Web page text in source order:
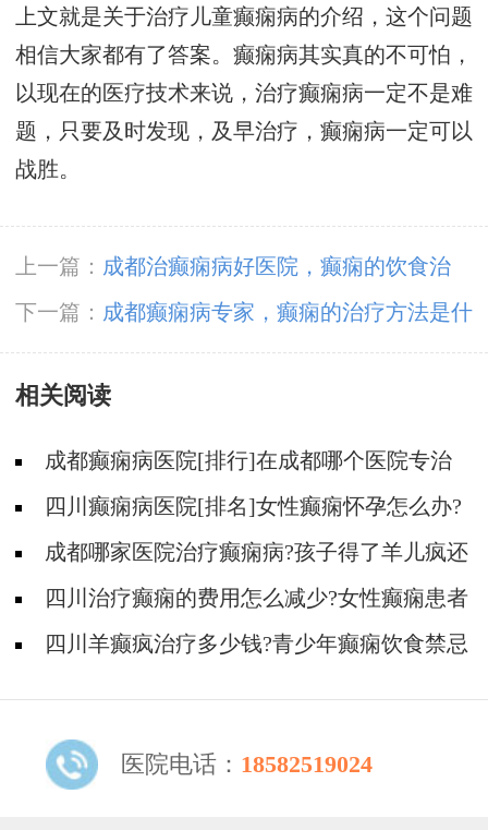
上文就是关于治疗儿童癫痫病的介绍，这个问题
相信大家都有了答案。癫痫病其实真的不可怕，
以现在的医疗技术来说，治疗癫痫病一定不是难
题，只要及时发现，及早治疗，癫痫病一定可以
战胜。
上一篇： 成都治癫痫病好医院，癫痫的饮食治
疗?
下一篇： 成都癫痫病专家，癫痫的治疗方法是什
么?
相关阅读
成都癫痫病医院[排行]在成都哪个医院专治
儿童癫痫好?
四川癫痫病医院[排名]女性癫痫怀孕怎么办?
成都哪家医院治疗癫痫病?孩子得了羊儿疯还
能治疗好吗?
四川治疗癫痫的费用怎么减少?女性癫痫患者
哺乳期怎么用药?
四川羊癫疯治疗多少钱?青少年癫痫饮食禁忌
医院电话： 18582519024